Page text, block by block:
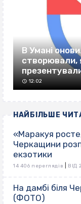
В Умані
створювали,
12:02
НАЙБІЛЬШЕ
«Маракуя росте,
Черкащини
екзотики
14 406 переглядів ВІД
На дамбі біля
(ФОТО)